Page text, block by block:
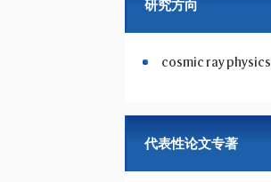
研究方向
cosmic ray physics
代表性论文专著